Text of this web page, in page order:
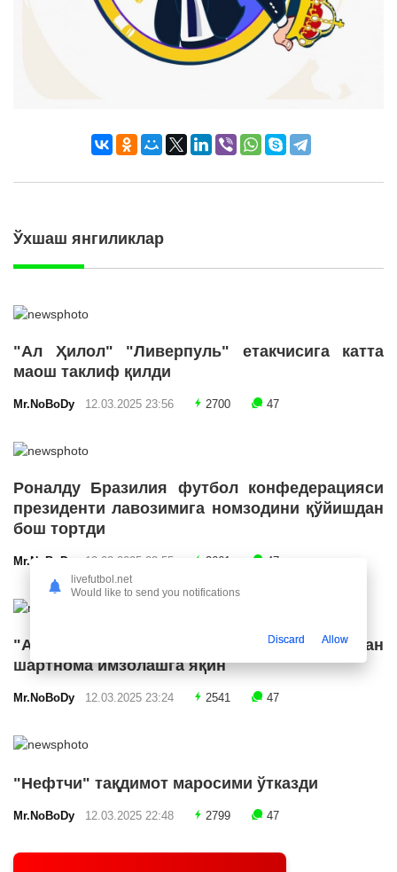
Ўхшаш янгиликлар
"Ал Ҳилол" "Ливерпуль" етакчисига катта
маош таклиф қилди
Mr.NoBoDy 12.03.2025 23:56 2700 47
Роналду Бразилия футбол конфедерацияси
президенти лавозимига номзодини қўйишдан
бош тортди
Mr.NoBoDy 12.03.2025 23:55 2661 47
"Арсенал" икки ярим ҳимоячи билан
шартнома имзолашга яқин
Mr.NoBoDy 12.03.2025 23:24 2541 47
"Нефтчи" тақдимот маросими ўтказди
Mr.NoBoDy 12.03.2025 22:48 2799 47
livefutbol.net
Would like to send you notifications
Discard Allow